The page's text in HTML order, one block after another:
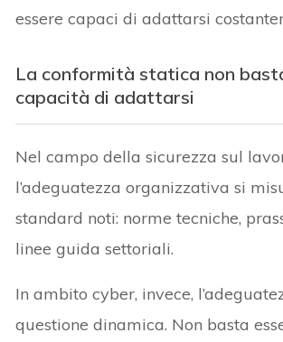
essere capaci di adattarsi
La conformità statica non
capacità di adattarsi
Nel campo della sicurezza sul
l’adeguatezza organizzativa si
standard noti: norme tecniche,
linee guida settoriali.
In ambito cyber, invece,
questione dinamica. Non basta